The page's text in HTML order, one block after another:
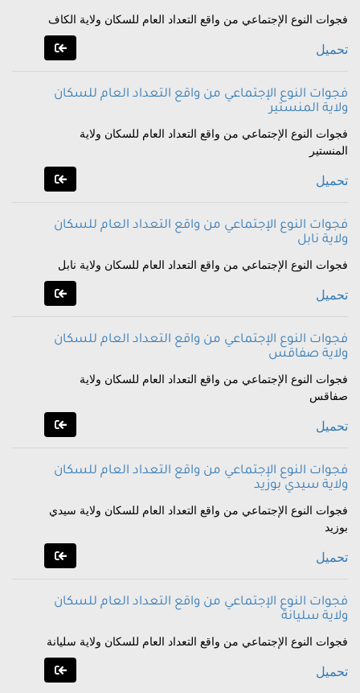
فجوات النوع الإجتماعي من واقع التعداد العام للسكان ولاية الكاف
تحميل
فجوات النوع الإجتماعي من واقع التعداد العام للسكان
ولاية المنستير
فجوات النوع الإجتماعي من واقع التعداد العام للسكان ولاية
المنستير
تحميل
فجوات النوع الإجتماعي من واقع التعداد العام للسكان
ولاية نابل
فجوات النوع الإجتماعي من واقع التعداد العام للسكان ولاية نابل
تحميل
فجوات النوع الإجتماعي من واقع التعداد العام للسكان
ولاية صفاقس
فجوات النوع الإجتماعي من واقع التعداد العام للسكان ولاية
صفاقس
تحميل
فجوات النوع الإجتماعي من واقع التعداد العام للسكان
ولاية سيدي بوزيد
فجوات النوع الإجتماعي من واقع التعداد العام للسكان ولاية سيدي
بوزيد
تحميل
فجوات النوع الإجتماعي من واقع التعداد العام للسكان
ولاية سليانة
فجوات النوع الإجتماعي من واقع التعداد العام للسكان ولاية سليانة
تحميل